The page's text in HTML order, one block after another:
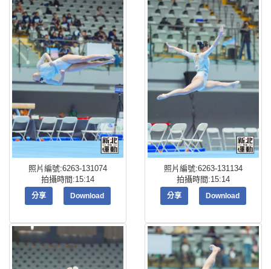
照片編號:6263-131074
拍攝時間:15:14
分享 Download
照片編號:6263-131134
拍攝時間:15:14
分享 Download